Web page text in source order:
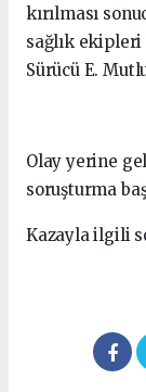
kırılması
sağlık ekipleri
Sürücü E.
Olay yerine
soruşturma
Kazayla ilgili